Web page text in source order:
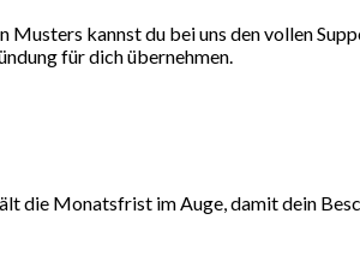
Musters kannst du bei uns den vollen
für dich übernehmen.
die Monatsfrist im Auge, damit dein